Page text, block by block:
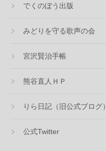
でくのぼう出版
みどりを守る歌声の会
宮沢賢治手帳
熊谷直人ＨＰ
りら日記（旧公式ブログ）
公式Twitter